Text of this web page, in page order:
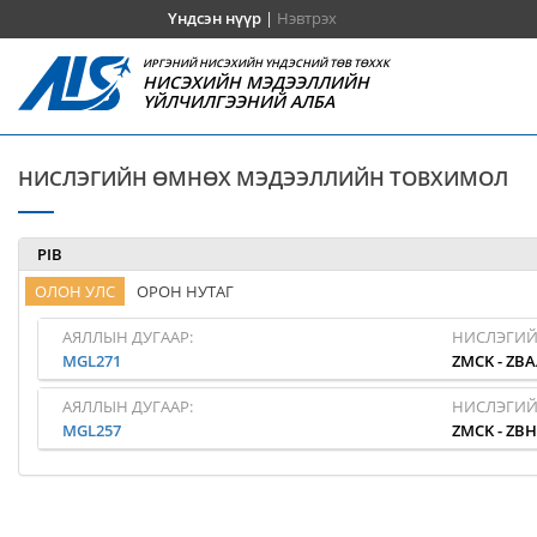
Үндсэн нүүр| Нэвтрэх
ИРГЭНИЙ НИСЭХИЙН ҮНДЭСНИЙ ТӨВ ТӨХХК
НИСЭХИЙН МЭДЭЭЛЛИЙН
ҮЙЛЧИЛГЭЭНИЙ АЛБА
НИСЛЭГИЙН ӨМНӨХ МЭДЭЭЛЛИЙН ТОВХИМОЛ
PIB
ОЛОН УЛС
ОРОН НУТАГ
АЯЛЛЫН ДУГААР:
MGL271
ZMCK-
АЯЛЛЫН ДУГААР:
MGL257
ZMCK-